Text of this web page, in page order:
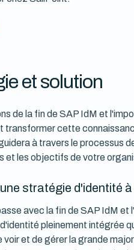
et solution
de la fin de SAP IdM et
transformer cette
à travers le processus
et les objectifs de votre
stratégie d'identité
avec la fin de SAP IdM
pleinement intégrée
et de gérer la grande